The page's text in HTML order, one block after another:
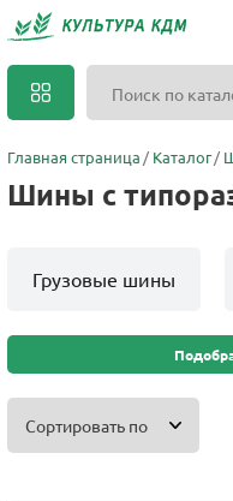
Главная страница Каталог
Шины с
Грузовые шины
Сортировать по